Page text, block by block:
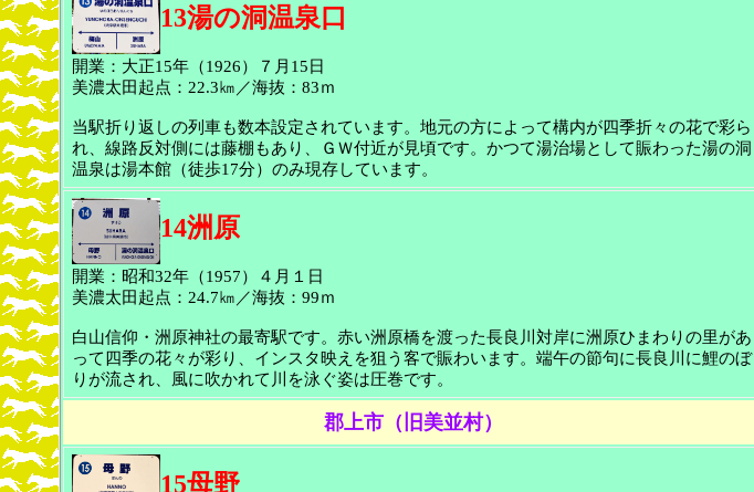
13湯の洞温泉口
開業：大正15年（1926）７月15日
美濃太田起点：22.3㎞／海抜：83ｍ
当駅折り返しの列車も数本設定されています。地元の方によって構内が四季折々の花で彩ら
れ、線路反対側には藤棚もあり、ＧＷ付近が見頃です。かつて湯治場として賑わった湯の洞
温泉は湯本館（徒歩17分）のみ現存しています。
14洲原
開業：昭和32年（1957）４月１日
美濃太田起点：24.7㎞／海抜：99ｍ
白山信仰・洲原神社の最寄駅です。赤い洲原橋を渡った長良川対岸に洲原ひまわりの里があ
って四季の花々が彩り、インスタ映えを狙う客で賑わいます。端午の節句に長良川に鯉のぼ
りが流され、風に吹かれて川を泳ぐ姿は圧巻です。
郡上市（旧美並村）
15母野